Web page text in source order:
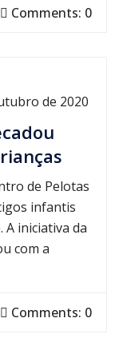
Comments: 0
de 2020
de Pelotas
infantis
A iniciativa da
com a
Comments: 0